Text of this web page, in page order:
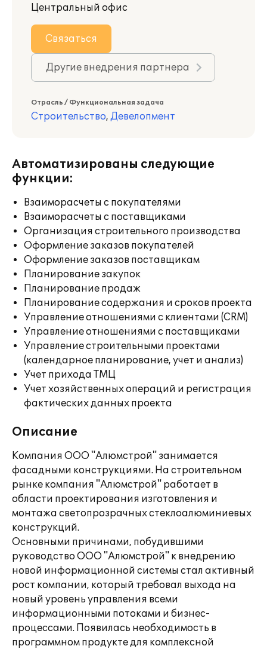
Центральный офис
Связаться
Другие внедрения партнера
Отрасль / Функциональная задача
Строительство, Девелопмент
Автоматизированы следующие
функции:
Взаиморасчеты с покупателями
Взаиморасчеты с поставщиками
Организация строительного производства
Оформление заказов покупателей
Оформление заказов поставщикам
Планирование закупок
Планирование продаж
Планирование содержания и сроков проекта
Управление отношениями с клиентами (CRM)
Управление отношениями с поставщиками
Управление строительными проектами
(календарное планирование, учет и анализ)
Учет прихода ТМЦ
Учет хозяйственных операций и регистрация
фактических данных проекта
Описание
Компания ООО "Алюмстрой" занимается
фасадными конструкциями. На строительном
рынке компания "Алюмстрой" работает в
области проектирования изготовления и
монтажа светопрозрачных стеклоалюминиевых
конструкций.
Основными причинами, побудившими
руководство ООО "Алюмстрой" к внедрению
новой информационной системы стал активный
рост компании, который требовал выхода на
новый уровень управления всеми
информационными потоками и бизнес-
процессами. Появилась необходимость в
программном продукте для комплексной